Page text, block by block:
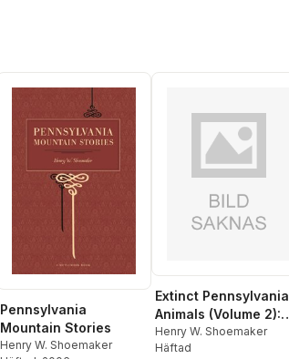
Pennsylvania
Mountain Stories
Henry W. Shoemaker
Extinct Pennsylvania
Animals (Volume 2):
Wolf Days in
Pennsylvania
Henry W. Shoemaker
Häftad